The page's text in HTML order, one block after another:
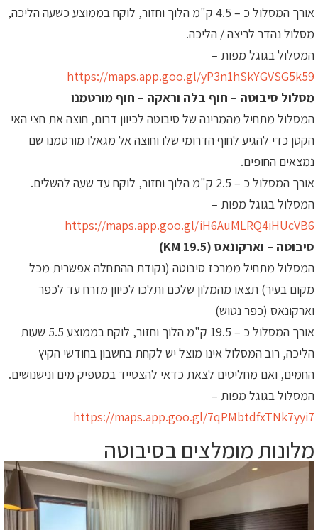
אורך המסלול כ – 4.5 ק"מ הלוך וחזור, לוקח בממוצע כשעה הליכה,
מסלול נהדר לריצה / הליכה.
המסלול בגוגל מפות –
https://maps.app.goo.gl/yP3n1hSkYGVSG5k59
מסלול סיבוטה – חוף בלה וראקה – חוף מורטמנו
המסלול מתחיל מהמרינה של סיבוטה לכיוון דרום, חוצה את חצי האי
הקטן כדי להגיע לחוף הדרומי שלו וחוצה אל מגאלו מורטמנו שם
נמצאים החופים.
אורך המסלול כ – 2.5 ק"מ הלוך וחזור, לוקח עד שעה להשלים.
המסלול בגוגל מפות –
https://maps.app.goo.gl/iH6AuMLRQ4iHUcVB6
סיבוטה – וארקונאס (19.5 KM)
המסלול מתחיל ממרכז סיבוטה (נקודת ההתחלה אפשרית מכל
מקום בעיר) תצאו מהמלון שלכם ותלכו לכיוון מזרח עד לכפר
וארקונאס (כפר נטוש)
אורך המסלול כ – 19.5 ק"מ הלוך וחזור, לוקח בממוצע 5.5 שעות
הליכה, רוב המסלול אינו מוצל יש לקחת בחשבון בחודשי הקיץ
החמים, ואם מחליטים לצאת כדאי להצטייד במספיק מים ונישנושים.
המסלול בגוגל מפות –
https://maps.app.goo.gl/7qPMbtdfxTNk7yyi7
מלונות מומלצים בסיבוטה